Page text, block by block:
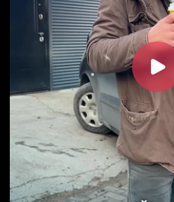
СОЗДАНИЕ САЙТА
Пользовательское соглашение
Согласие на сбор метрической
программы Яндекс.Метрика
Публичная оферта